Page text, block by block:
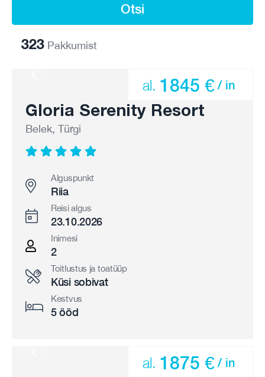
Otsi
323 Pakkumist
Gloria Serenity Resort
Belek, Türgi
al. 1845 € / in
Alguspunkt
Riia
Reisi algus
23.10.2026
Inimesi
2
Toitlustus ja toatüüp
Küsi sobivat
Kestvus
5 ööd
al. 1875 € / in